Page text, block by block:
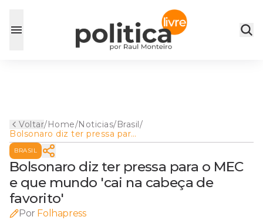
Voltar/Home/Noticias/Brasil/
Bolsonaro diz ter pressa para
o MEC e que mundo 'cai na
cabeça de favorito'
BRASIL
Bolsonaro diz ter pressa para o MEC
e que mundo 'cai na cabeça de
favorito'
Por Folhapress